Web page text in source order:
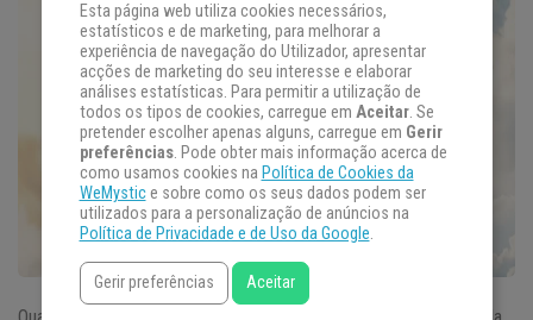
Esta página web utiliza cookies necessários,
estatísticos e de marketing, para melhorar a
experiência de navegação do Utilizador, apresentar
acções de marketing do seu interesse e elaborar
análises estatísticas. Para permitir a utilização de
todos os tipos de cookies, carregue em Aceitar. Se
pretender escolher apenas alguns, carregue em Gerir
preferências. Pode obter mais informação acerca de
como usamos cookies na Política de Cookies da
WeMystice sobre como os seus dados podem ser
utilizados para a personalização de anúncios na
Política de Privacidade e de Uso da Google.
Gerir preferências Aceitar